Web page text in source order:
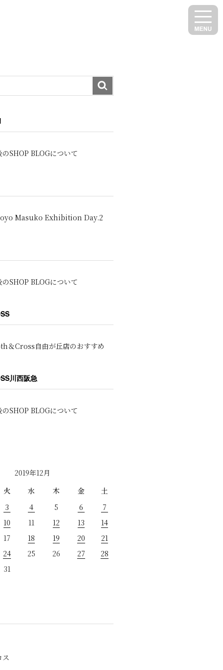
のSHOP BLOGについて
Masuko Exhibition Day.2
のSHOP BLOGについて
＆Cross自由が丘店のおすすめ
川西阪急
のSHOP BLOGについて
2019年12月
火 水 木 金
土
3 4 5 6
7
10 11 12 13
14
17 18 19 20
21
24 25 26 27
28
31
ス